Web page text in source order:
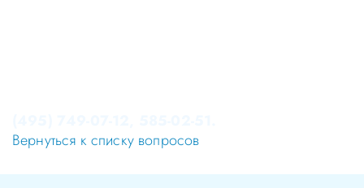
Вернуться к списку вопросов